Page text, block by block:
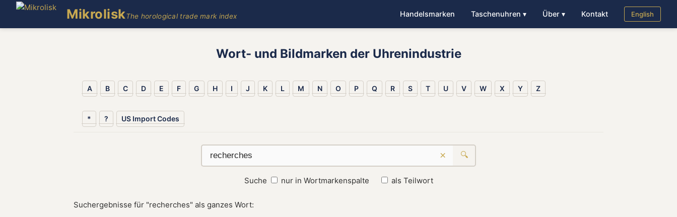
MikroliskThe horological trade mark index Handelsmarken Taschenuhren ▾ Über ▾ Kontakt English
Wort- und Bildmarken der Uhrenindustrie
A B C D E F G H I J K L M N O P Q R S T U V W X Y Z
* ? US Import Codes
× 🔍
Suche nur in Wortmarkenspalte als Teilwort
Suchergebnisse für "recherches" als ganzes Wort: